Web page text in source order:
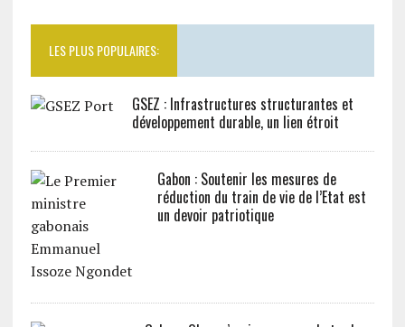
LES PLUS POPULAIRES:
GSEZ : Infrastructures structurantes et
développement durable, un lien étroit
Gabon : Soutenir les mesures de
réduction du train de vie de l’Etat est
un devoir patriotique